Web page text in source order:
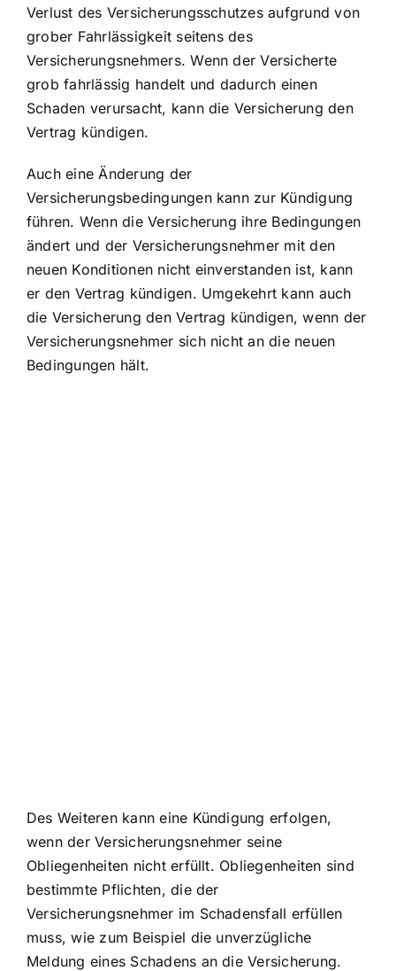
Verlust des Versicherungsschutzesaufgrund von
grober Fahrlässigkeit seitens des
Versicherungsnehmers. Wenn der Versicherte
grob fahrlässig handelt und dadurch einen
Schaden verursacht, kann die Versicherung den
Vertrag kündigen.
Auch eine Änderung der
Versicherungsbedingungen kann zur Kündigung
führen. Wenn die Versicherung ihre Bedingungen
ändert und der Versicherungsnehmer mit den
neuen Konditionen nicht einverstanden ist, kann
er den Vertrag kündigen. Umgekehrt kann auch
die Versicherung den Vertrag kündigen, wenn der
Versicherungsnehmer sich nicht an die neuen
Bedingungen hält.
Des Weiteren kann eine Kündigung erfolgen,
wenn der Versicherungsnehmer seine
Obliegenheiten nicht erfüllt. Obliegenheiten sind
bestimmte Pflichten, die der
Versicherungsnehmer im Schadensfall erfüllen
muss, wie zum Beispiel die unverzügliche
Meldung eines Schadens an die Versicherung.